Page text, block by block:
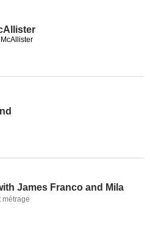
James Franco and Mila
métrage